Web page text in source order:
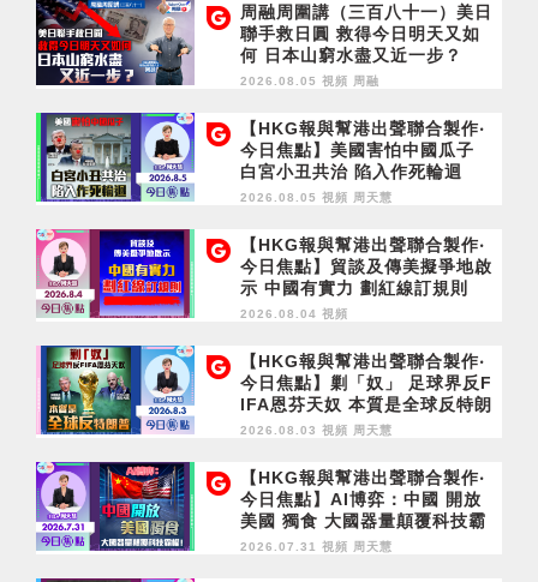
周融周圍講（三百八十一）美日
聯手救日圓 救得今日明天又如
何 日本山窮水盡又近一步？
2026.08.05 視頻 周融
【HKG報與幫港出聲聯合製作‧
今日焦點】美國害怕中國瓜子
白宮小丑共治 陷入作死輪迴
2026.08.05 視頻 周天慧
【HKG報與幫港出聲聯合製作‧
今日焦點】貿談及傳美擬爭地啟
示 中國有實力 劃紅線訂規則
2026.08.04 視頻
【HKG報與幫港出聲聯合製作‧
今日焦點】剿「奴」 足球界反F
IFA恩芬天奴 本質是全球反特朗
普
2026.08.03 視頻 周天慧
【HKG報與幫港出聲聯合製作‧
今日焦點】AI博弈：中國 開放
美國 獨食 大國器量顛覆科技霸
權！
2026.07.31 視頻 周天慧